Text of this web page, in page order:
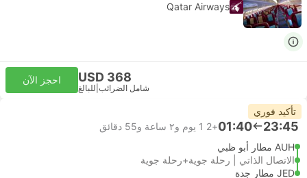
Qatar Airways
USD 368
شامل الضرائب للبالغ
احجز الآن
تأكيد فوري
23:45
01:40
+2
1 يوم و٢ ساعة و‫55 دقائق
AUH مطار أبو ظبي
الاتصال الذاتي | رحلة جوية+رحلة جوية
JED مطار جدة